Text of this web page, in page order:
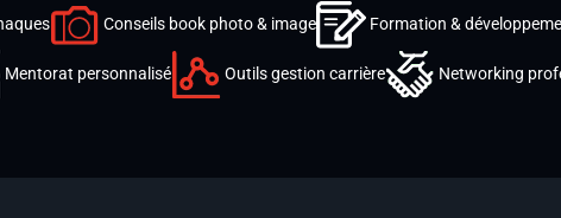
Conseils book photo & image Formation &
Mentorat personnalisé Outils gestion carrière Networking